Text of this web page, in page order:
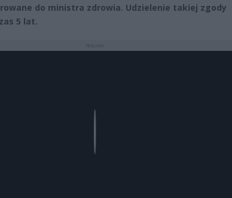
do ministra zdrowia. Udzielenie takiej zgody
5 lat.